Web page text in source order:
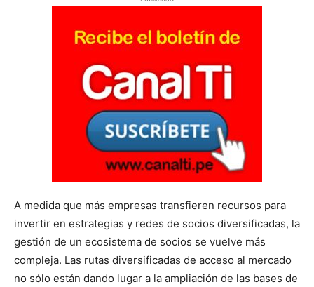
A medida que más empresas transfieren recursos para
invertir en estrategias y redes de socios diversificadas, la
gestión de un ecosistema de socios se vuelve más
compleja. Las rutas diversificadas de acceso al mercado
no sólo están dando lugar a la ampliación de las bases de